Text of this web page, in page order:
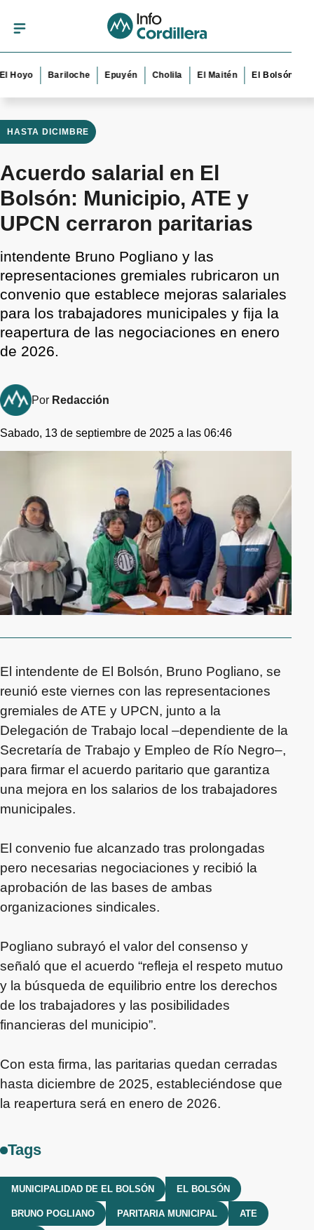
Bariloche Epuyén Cholila El Maitén El Bolsón Esquel
HASTA DICIMBRE
Acuerdo salarial en El
Bolsón: Municipio, ATE y
UPCN cerraron paritarias
intendente Bruno Pogliano y las
representaciones gremiales rubricaron un
convenio que establece mejoras salariales
para los trabajadores municipales y fija la
reapertura de las negociaciones en enero
de 2026.
Por Redacción
Sabado, 13 de septiembre de 2025 a las 06:46
El intendente de El Bolsón, Bruno Pogliano, se
reunió este viernes con las representaciones
gremiales de ATE y UPCN, junto a la
Delegación de Trabajo local –dependiente de la
Secretaría de Trabajo y Empleo de Río Negro–,
para firmar el acuerdo paritario que garantiza
una mejora en los salarios de los trabajadores
municipales.
El convenio fue alcanzado tras prolongadas
pero necesarias negociaciones y recibió la
aprobación de las bases de ambas
organizaciones sindicales.
Pogliano subrayó el valor del consenso y
señaló que el acuerdo “refleja el respeto mutuo
y la búsqueda de equilibrio entre los derechos
de los trabajadores y las posibilidades
financieras del municipio”.
Con esta firma, las paritarias quedan cerradas
hasta diciembre de 2025, estableciéndose que
la reapertura será en enero de 2026.
Tags
MUNICIPALIDAD DE EL BOLSÓN EL BOLSÓN
BRUNO POGLIANO PARITARIA MUNICIPAL ATE